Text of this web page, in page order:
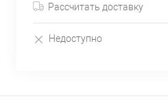
Рассчитать доставку
Недоступно